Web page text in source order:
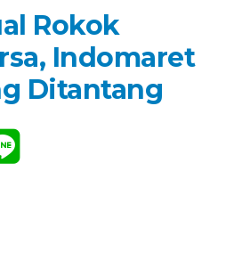
Rokok
Indomaret
Ditantang